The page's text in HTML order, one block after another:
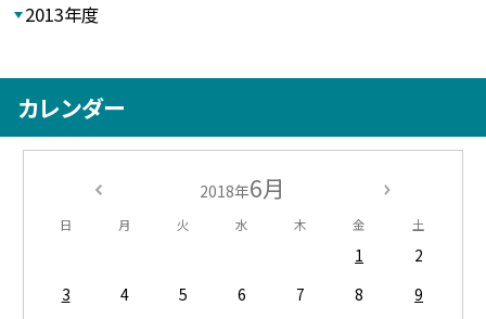
2013年度
カレンダー
2018年6月
日 月 火 水 木 金 土
1
2
3
4 5 6 7 8
9